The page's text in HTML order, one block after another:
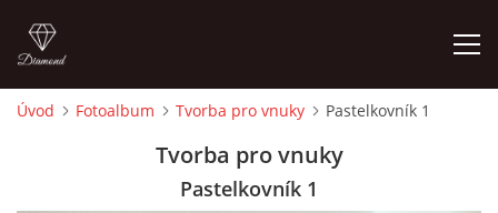
Úvod Fotoalbum Tvorba pro vnuky Pastelkovník 1
Tvorba pro vnuky
Pastelkovník 1